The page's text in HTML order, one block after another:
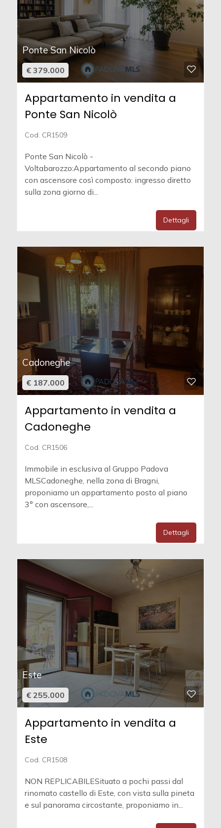
Ponte San Nicolò
€ 379.000
Appartamento in vendita a
Ponte San Nicolò
Cod. CR1509
Ponte San Nicolò -
Voltabarozzo:Appartamento al secondo piano
con ascensore così composto: ingresso diretto
sulla zona giorno di...
Dettagli
Cadoneghe
€ 187.000
Appartamento in vendita a
Cadoneghe
Cod. CR1506
Immobile in esclusiva al Gruppo Padova
MLSCadoneghe, nella zona di Bragni,
proponiamo un appartamento posto al piano
3° con ascensore,...
Dettagli
Este
€ 255.000
Appartamento in vendita a
Este
Cod. CR1508
NON REPLICABILESituato a pochi passi dal
rinomato castello di Este, con vista sulla pineta
e sul panorama circostante, proponiamo in...